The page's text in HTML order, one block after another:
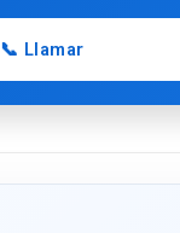
📞 Llamar